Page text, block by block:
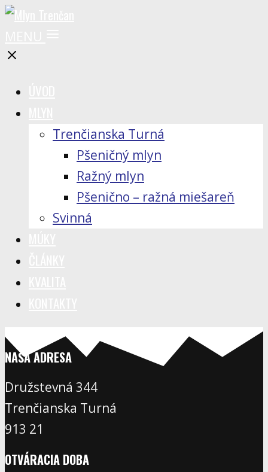
Trenčianska Turná
Pšeničný mlyn
Ražný mlyn
Pšenično – ražná miešareň
Svinná
NAŠA ADRESA
Družstevná 344
Trenčianska Turná
913 21
OTVÁRACIA DOBA